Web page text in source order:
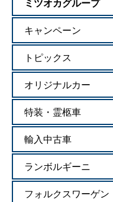
キャンペーン
トピックス
オリジナルカー
特装・霊柩車
輸入中古車
ランボルギーニ
フォルクスワーゲン